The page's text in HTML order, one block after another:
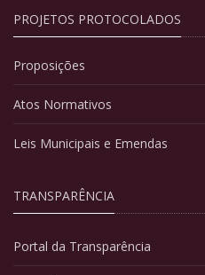
PROJETOS PROTOCOLADOS
Proposições
Atos Normativos
Leis Municipais e Emendas
TRANSPARÊNCIA
Portal da Transparência